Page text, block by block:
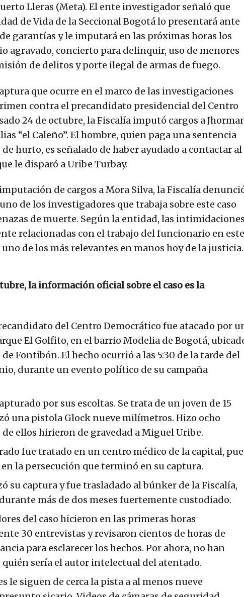
Lleras (Meta). El ente investigador señaló que
de Vida de la Seccional Bogotá lo presentará ante
garantías y le imputará en las próximas horas los
agravado, concierto para delinquir, uso de menores
de delitos y porte ilegal de armas de fuego.
que ocurre en el marco de las investigaciones
contra el precandidato presidencial del Centro
24 de octubre, la Fiscalía imputó cargos a
“el Caleño”. El hombre, quien paga una sentencia
hurto, es señalado de haber ayudado a contactar al
le disparó a Uribe Turbay.
de cargos a Mora Silva, la Fiscalía
de los investigadores que trabaja sobre este caso
de muerte. Según la entidad, las intimidaciones
relacionadas con el trabajo del funcionario en este
de los más relevantes en manos hoy de la justicia.
la información oficial sobre el caso es la
del Centro Democrático fue atacado por
El Golfito, en el barrio Modelia de Bogotá,
Fontibón. El hecho ocurrió a las 5:30 de la tarde del
durante un evento político de su campaña
por sus escoltas. Se trata de un joven de 15
una pistola Glock nueve milímetros. Hizo ocho
de ellos hirieron de gravedad a Miguel Uribe.
fue tratado en un centro médico de la capital,
la persecución que terminó en su captura.
su captura y fue trasladado al búnker de la Fiscalía,
más de dos meses fuertemente custodiado.
del caso hicieron en las primeras horas
30 entrevistas y revisaron cientos de horas de
para esclarecer los hechos. Por ahora, no han
quién sería el autor intelectual del atentado.
le siguen de cerca la pista a al menos nueve